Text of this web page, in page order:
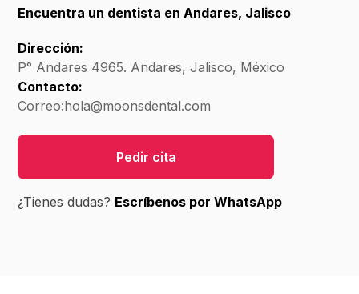
Encuentra un dentista en Andares, Jalisco
Dirección:
P° Andares 4965. Andares, Jalisco, México
Contacto:
Correo:hola@moonsdental.com
Pedir cita
¿Tienes dudas? Escríbenos por WhatsApp